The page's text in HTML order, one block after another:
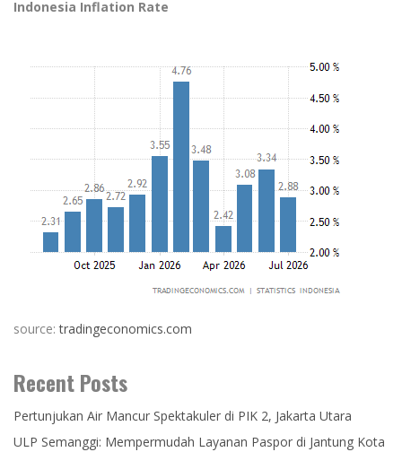
Indonesia Inflation Rate
source:tradingeconomics.com
Recent Posts
Pertunjukan Air Mancur Spektakuler di PIK 2, Jakarta Utara
ULP Semanggi: Mempermudah Layanan Paspor di Jantung Kota